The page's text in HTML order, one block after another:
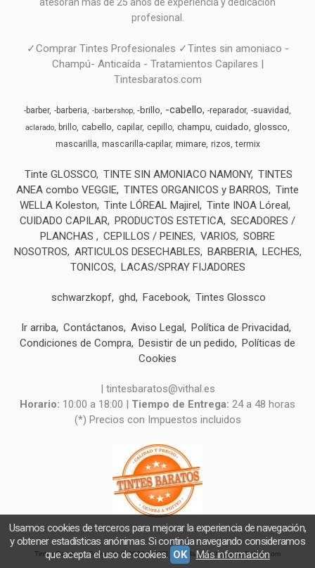
profesional.
✓Comprar Tintes Profesionales ✓Tintes sin amoniaco -
Champú- Anticaída - Tratamientos Capilares |
Tintesbaratos.com
-barber -barberia -barbershop -brillo -cabello -reparador -suavidad
aclarado brillo cabello capilar cepillo champu cuidado glossco
mascarilla mascarilla-capilar mimare rizos termix
Tinte GLOSSCO TINTE SIN AMONIACO NAMONY TINTES
ANEA combo VEGGIE TINTES ORGANICOS y BARROS
Tinte
WELLA Koleston
Tinte LÓREAL Majirel
Tinte INOA Lóreal
CUIDADO CAPILAR PRODUCTOS ESTETICA SECADORES /
PLANCHAS
CEPILLOS / PEINES VARIOS
SOBRE
NOSOTROS
ARTICULOS DESECHABLES BARBERIA LECHES,
TONICOS
LACAS/SPRAY FIJADORES
schwarzkopf ghd Facebook Tintes Glossco
Ir arriba Contáctanos Aviso Legal
Política de Privacidad
Condiciones de Compra Desistir de un pedido
Políticas de
Cookies
| tintesbaratos@vithal.es
Horario: 10:00 a 18:00 | Tiempo de Entrega: 24 a 48 horas
(*) Precios con Impuestos incluidos
Tintes Baratos- Copyright © 2026 [9027] - Con la tecnología de Palbin.com
Usamos cookies de terceros para mejorar la experiencia de navegación,
y obtener estadísticas anónimas. Si continúa navegando consideramos
que acepta el uso de cookies. OK Más información